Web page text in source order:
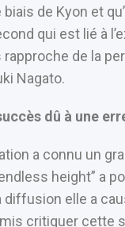
de Kyon et
qui est lié à
de la
Nagato.
dû à une
a connu un
height” a
diffusion elle a
critiquer cette